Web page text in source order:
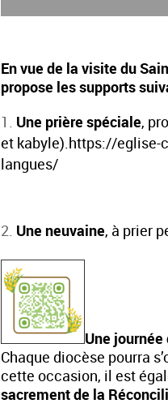
En vue de la visite du
propose les supports
Une prière spéciale,
et kabyle).https://eglise-
langues/
Une neuvaine, à prier
Une
Chaque diocèse pourra
cette occasion, il est
sacrement de la